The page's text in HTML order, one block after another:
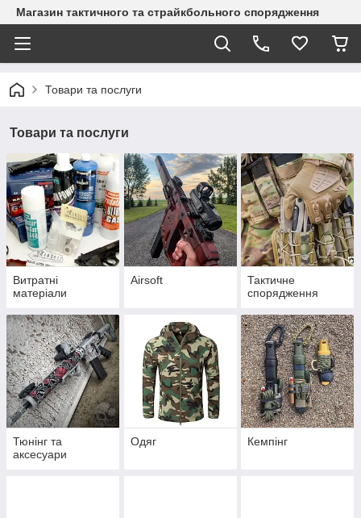
Магазин тактичного та страйкбольного спорядження
Товари та послуги
Товари та послуги
Витратні
матеріали
Airsoft
Тактичне
спорядження
Тюнінг та
аксесуари
Одяг Кемпінг